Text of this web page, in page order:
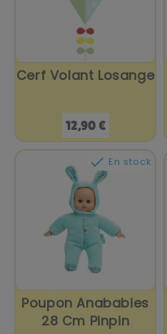
Cerf Volant Losange
Prix
12,90 €
 En stock
Poupon Anababies
28 Cm Pinpin